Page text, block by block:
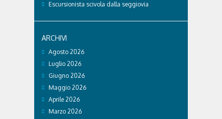
Escursionista scivola dalla seggiovia
ARCHIVI
Agosto 2026
Luglio 2026
Giugno 2026
Maggio 2026
Aprile 2026
Marzo 2026